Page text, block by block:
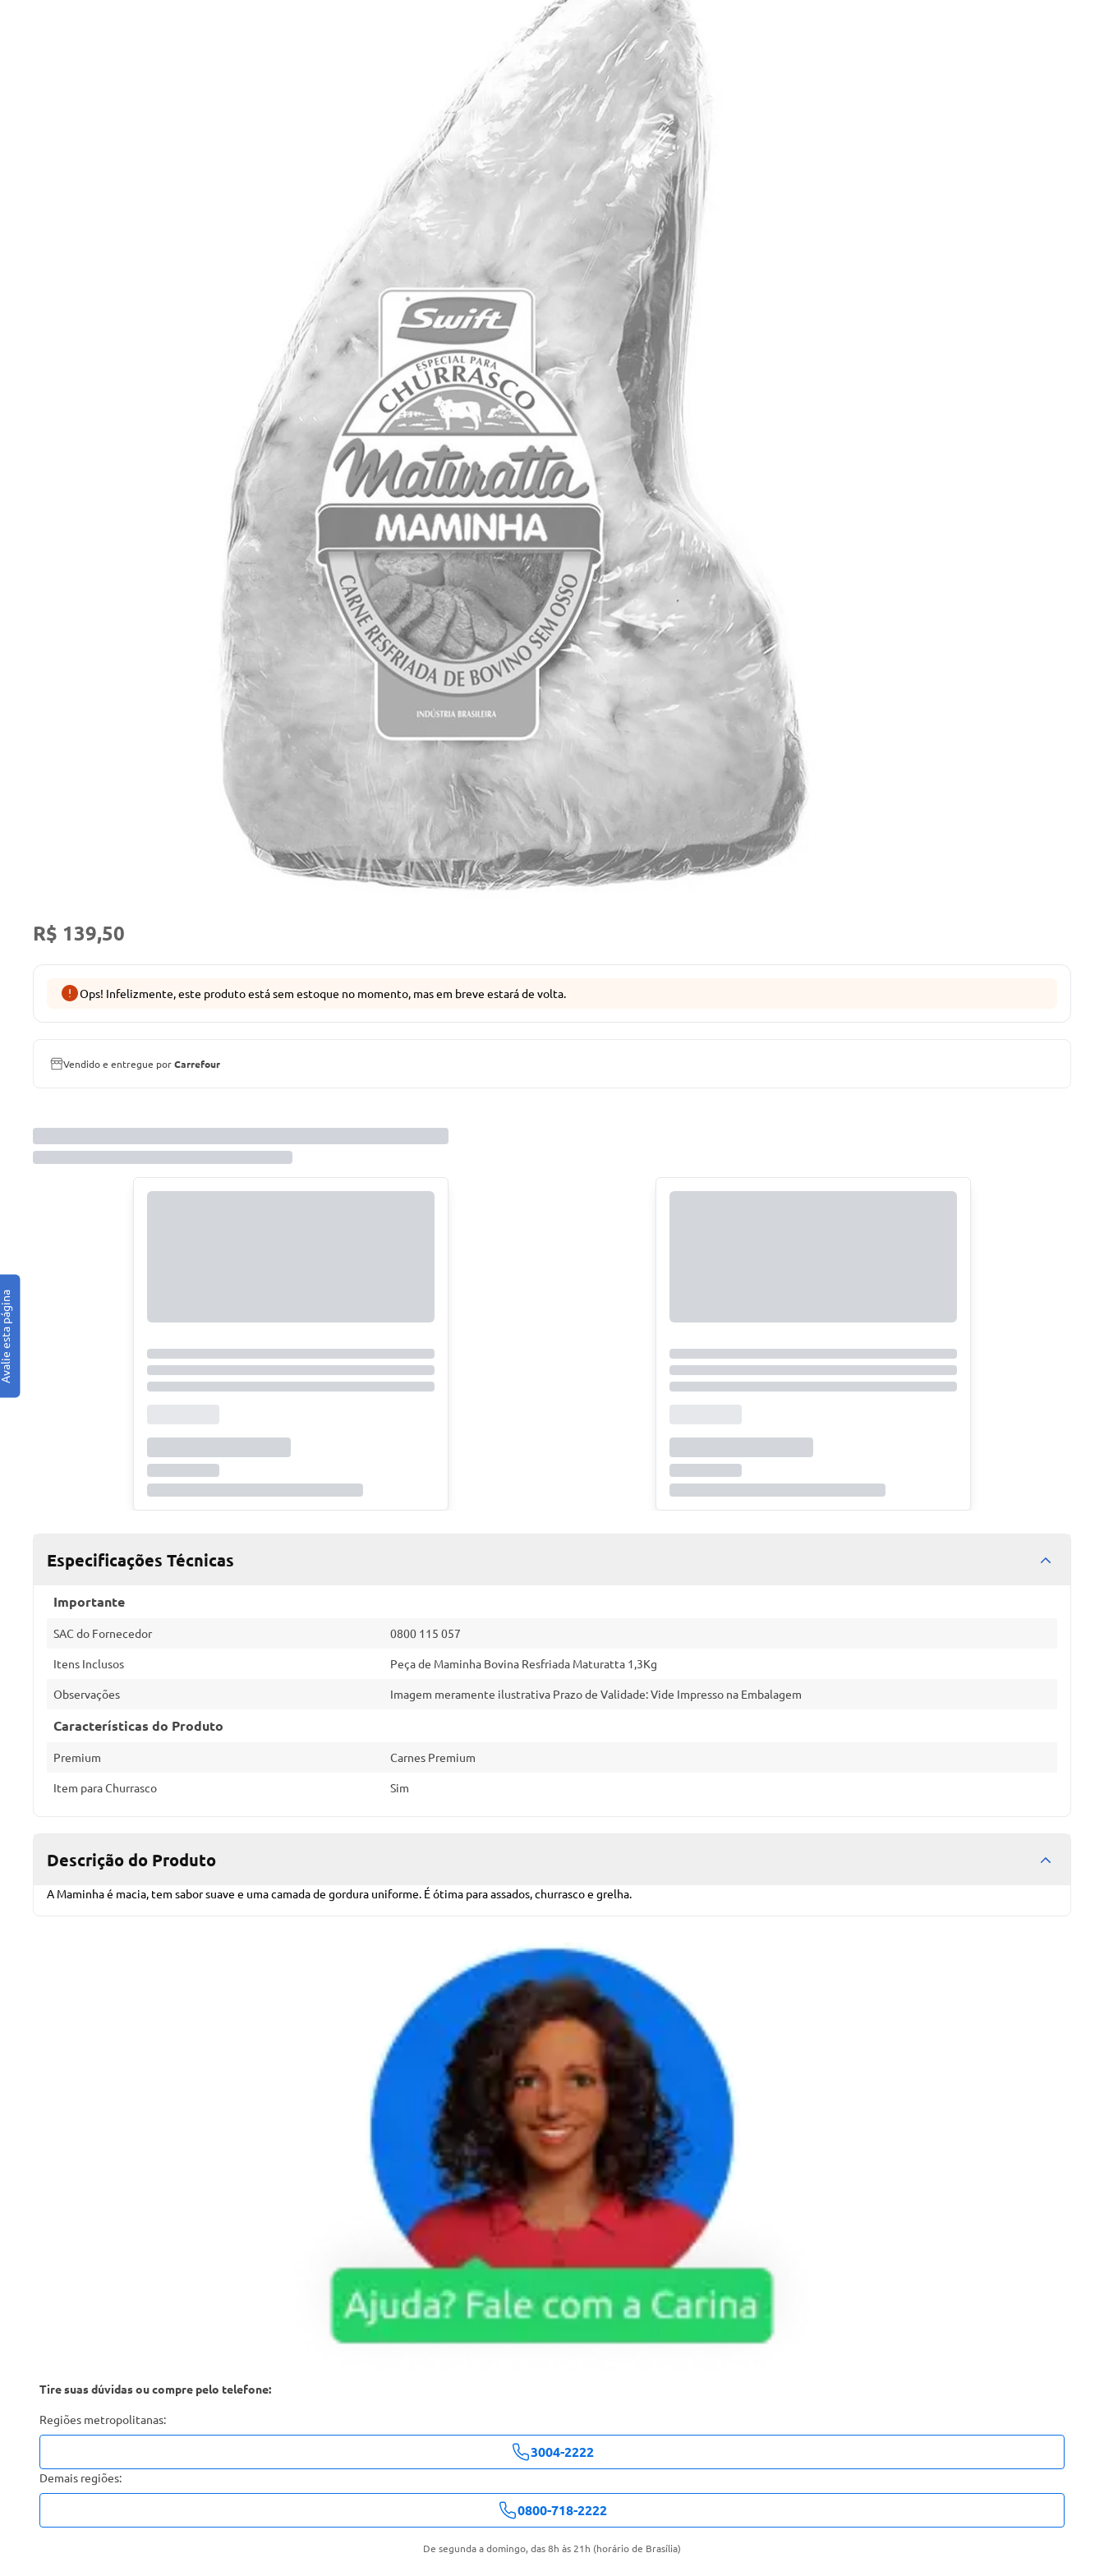
R$ 139,50
Ops! Infelizmente, este produto está sem estoque no momento, mas em breve estará de volta.
Vendido e entregue porCarrefour
Especificações Técnicas
Importante
SAC do Fornecedor 0800 115 057
Itens Inclusos Peça de Maminha Bovina Resfriada Maturatta 1,3Kg
Observações Imagem meramente ilustrativa Prazo de Validade: Vide Impresso na Embalagem
Características do Produto
Premium Carnes Premium
Item para Churrasco Sim
Descrição do Produto
A Maminha é macia, tem sabor suave e uma camada de gordura uniforme. É ótima para assados, churrasco e grelha.
Tire suas dúvidas ou compre pelo telefone:
Regiões metropolitanas:
3004-2222
Demais regiões:
0800-718-2222
De segunda a domingo, das 8h às 21h (horário de Brasília)